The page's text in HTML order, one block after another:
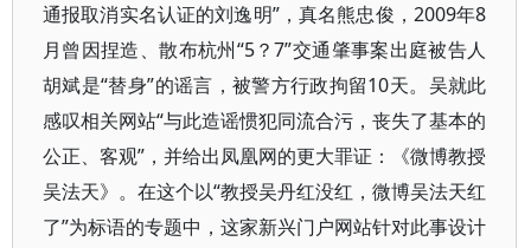
通报取消实名认证的刘逸明”，真名熊忠俊，2009年8
月曾因捏造、散布杭州“5？7”交通肇事案出庭被告人
胡斌是“替身”的谣言，被警方行政拘留10天。吴就此
感叹相关网站“与此造谣惯犯同流合污，丧失了基本的
公正、客观”，并给出凤凰网的更大罪证：《微博教授
吴法天》。在这个以“教授吴丹红没红，微博吴法天红
了”为标语的专题中，这家新兴门户网站针对此事设计